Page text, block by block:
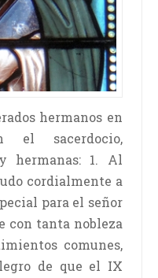
hermanos en
sacerdocio,
hermanas: 1. Al
cordialmente a
para el señor
con tanta nobleza
comunes,
de que el IX